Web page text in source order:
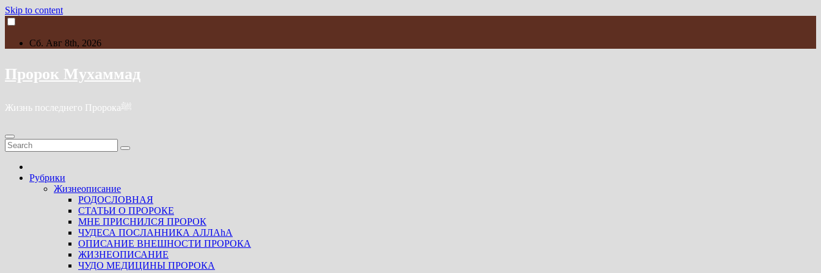
Skip to content
Сб. Авг 8th, 2026
Пророк Мухаммад
Жизнь последнего Пророкаﷺ
Рубрики
Жизнеописание
РОДОСЛОВНАЯ
СТАТЬИ О ПРОРОКЕ
МНЕ ПРИСНИЛСЯ ПРОРОК
ЧУДЕСА ПОСЛАННИКА АЛЛАhА
ОПИСАНИЕ ВНЕШНОСТИ ПРОРОКА
ЖИЗНЕОПИСАНИЕ
ЧУДО МЕДИЦИНЫ ПРОРОКА